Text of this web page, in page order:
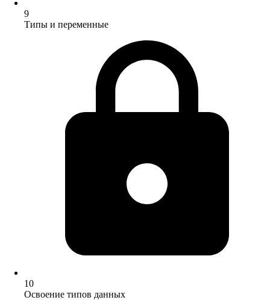
9
Типы и переменные
10
Освоение типов данных